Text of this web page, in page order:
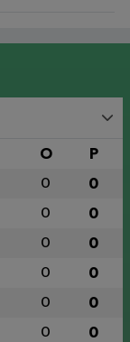
O P
0 0
0 0
0 0
0 0
0 0
0 0